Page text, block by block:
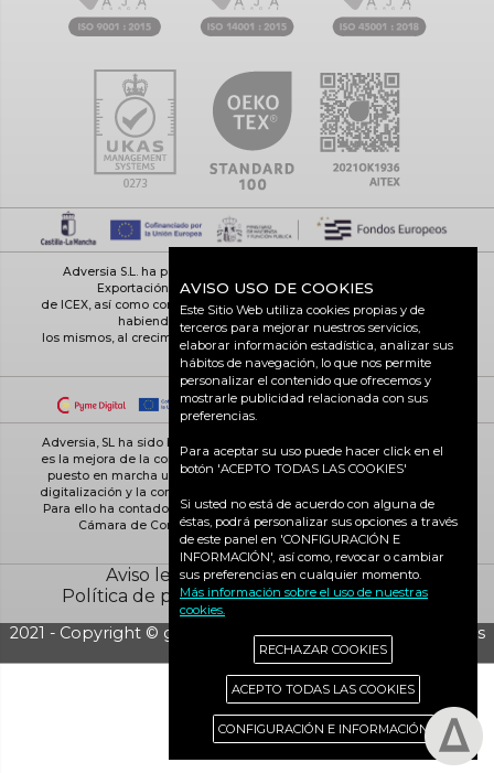
Adversia S.L. ha participado en el Programa de Iniciación a la
Exportación ICEX-Next, y ha contado con el apoyo
de ICEX, así como con la cofinanciación de Fondos europeos FEDER,
habiendo contribuido según la medida de
los mismos, al crecimiento económico de esta empresa, su región y
Adversia, SL ha sido beneficiaria de Fondos Europeos, cuyo objetivo
es la mejora de la competitividad de las PYMES, y gracias al cual ha
puesto en marcha un Plan de Acción con el objetivo de reforzar la
digitalización y la competitividad de las pymes durante el año 2025.
Para ello ha contado con el apoyo del Programa Pyme Digital de la
Cámara de Comercio de Ciudad Real. #EuropaSeSiente
Aviso legal
Política de cookies
Política de privacidad
Ciudad Real activa
2021 - Copyright © grupo Adversia S.L. - Todos los derechos
reservados
AVISO USO DE COOKIES
Este Sitio Web utiliza cookies propias y de
terceros para mejorar nuestros servicios,
elaborar información estadística, analizar sus
hábitos de navegación, lo que nos permite
personalizar el contenido que ofrecemos y
mostrarle publicidad relacionada con sus
preferencias.
Para aceptar su uso puede hacer click en el
botón 'ACEPTO TODAS LAS COOKIES'
Si usted no está de acuerdo con alguna de
éstas, podrá personalizar sus opciones a través
de este panel en 'CONFIGURACIÓN E
INFORMACIÓN', así como, revocar o cambiar
sus preferencias en cualquier momento.
Más información sobre el uso de nuestras
cookies.
RECHAZAR COOKIES
ACEPTO TODAS LAS COOKIES
CONFIGURACIÓN E INFORMACIÓN